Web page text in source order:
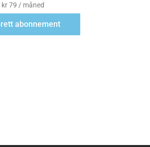
kr79 / måned
abonnement